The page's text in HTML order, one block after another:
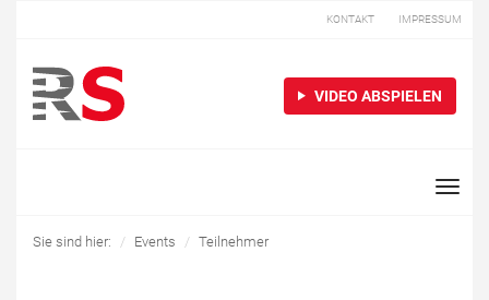
KONTAKT IMPRESSUM
VIDEO ABSPIELEN
Toggle
Sie sind hier: Events Teilnehmer